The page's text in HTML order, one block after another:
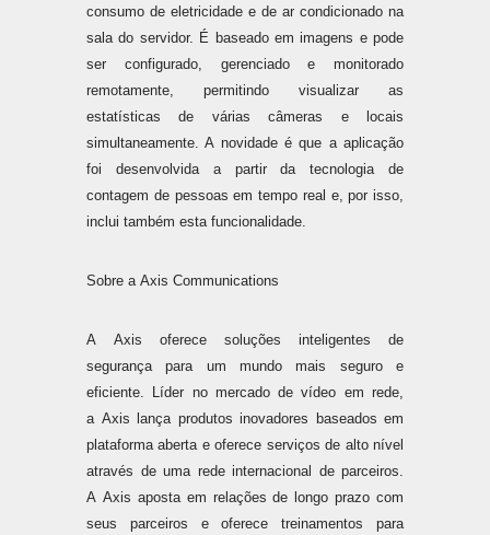
consumo de eletricidade e de ar condicionado na
sala do servidor. É baseado em imagens e pode
ser configurado, gerenciado e monitorado
remotamente, permitindo visualizar as
estatísticas de várias câmeras e locais
simultaneamente. A novidade é que a aplicação
foi desenvolvida a partir da tecnologia de
contagem de pessoas em tempo real e, por isso,
inclui também esta funcionalidade.
Sobre a Axis Communications
A Axis oferece soluções inteligentes de
segurança para um mundo mais seguro e
eficiente. Líder no mercado de vídeo em rede,
a Axis lança produtos inovadores baseados em
plataforma aberta e oferece serviços de alto nível
através de uma rede internacional de parceiros.
A Axis aposta em relações de longo prazo com
seus parceiros e oferece treinamentos para